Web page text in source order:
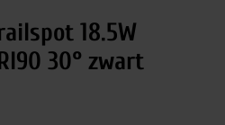
18.5W
30° zwart